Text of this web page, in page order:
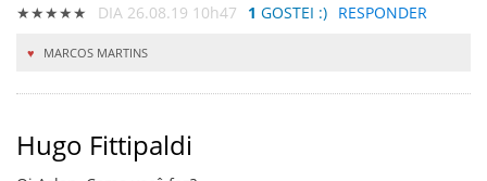
★★★★★ DIA 26.08.19 10h47 1 GOSTEI :) RESPONDER
MARCOS MARTINS
Hugo Fittipaldi